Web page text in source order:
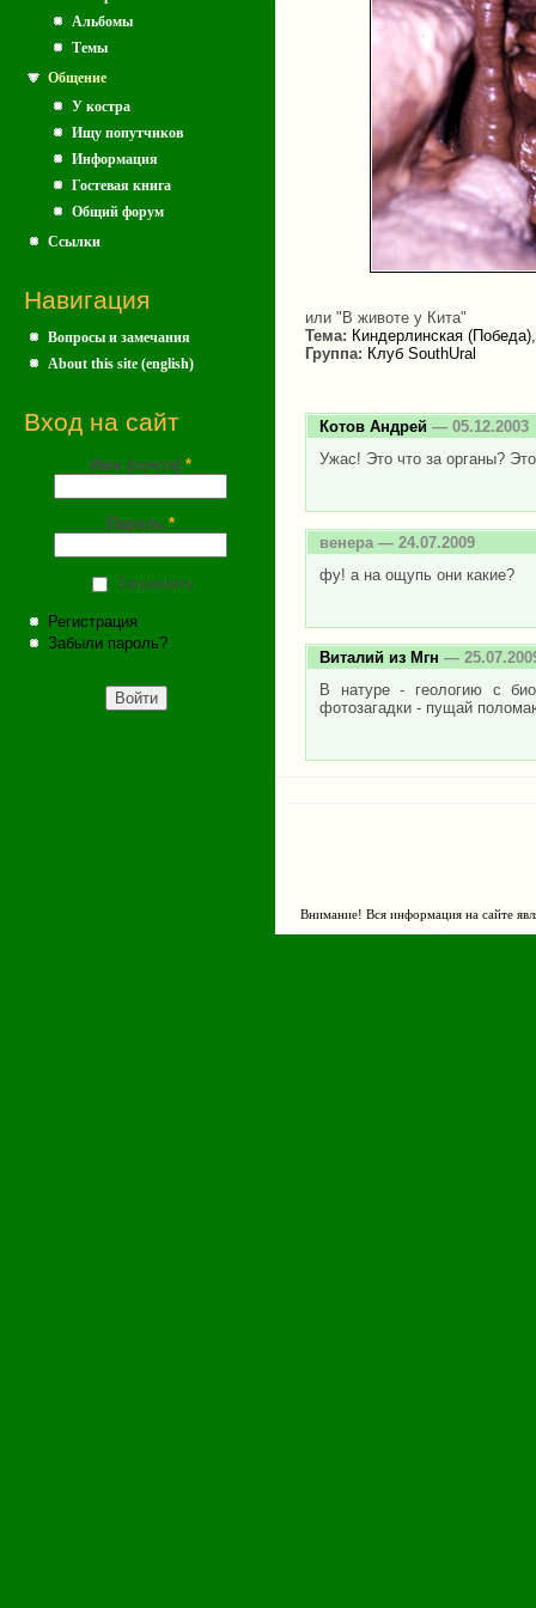
Альбомы
Темы
Общение
У костра
Ищу попутчиков
Информация
Гостевая книга
Общий форум
Ссылки
Навигация
Вопросы и замечания
About this site (english)
Вход на сайт
Имя (почта) *
Пароль *
Запомнить
Регистрация
Забыли пароль?
или "В животе у Кита"
Тема: Киндерлинская
Группа: Клуб SouthUral
Котов Андрей — 05.12.2003
Ужас! Это что за органы?
венера — 24.07.2009
фу! а на ощупь они какие?
Виталий из Мгн —
В натуре - геологию с
фотозагадки - пущай
Внимание! Вся информация на сайте